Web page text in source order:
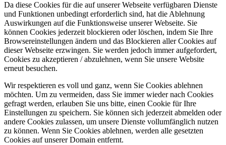
Da diese Cookies für die auf unserer Webseite verfügbaren Dienste
und Funktionen unbedingt erforderlich sind, hat die Ablehnung
Auswirkungen auf die Funktionsweise unserer Webseite. Sie
können Cookies jederzeit blockieren oder löschen, indem Sie Ihre
Browsereinstellungen ändern und das Blockieren aller Cookies auf
dieser Webseite erzwingen. Sie werden jedoch immer aufgefordert,
Cookies zu akzeptieren / abzulehnen, wenn Sie unsere Website
erneut besuchen.
Wir respektieren es voll und ganz, wenn Sie Cookies ablehnen
möchten. Um zu vermeiden, dass Sie immer wieder nach Cookies
gefragt werden, erlauben Sie uns bitte, einen Cookie für Ihre
Einstellungen zu speichern. Sie können sich jederzeit abmelden oder
andere Cookies zulassen, um unsere Dienste vollumfänglich nutzen
zu können. Wenn Sie Cookies ablehnen, werden alle gesetzten
Cookies auf unserer Domain entfernt.